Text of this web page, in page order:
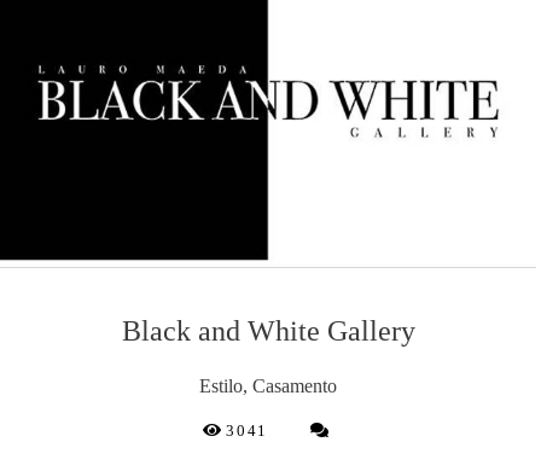
Black and White Gallery
Estilo, Casamento
3041